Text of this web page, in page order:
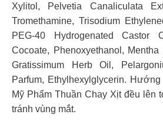
Xylitol, Pelvetia Canaliculata
Tromethamine, Trisodium
PEG-40 Hydrogenated Castor
Cocoate, Phenoxyethanol,
Gratissimum Herb Oil,
Parfum, Ethylhexylglycerin.
Mỹ Phẩm Thuần Chay Xịt đều lên
tránh vùng mắt.